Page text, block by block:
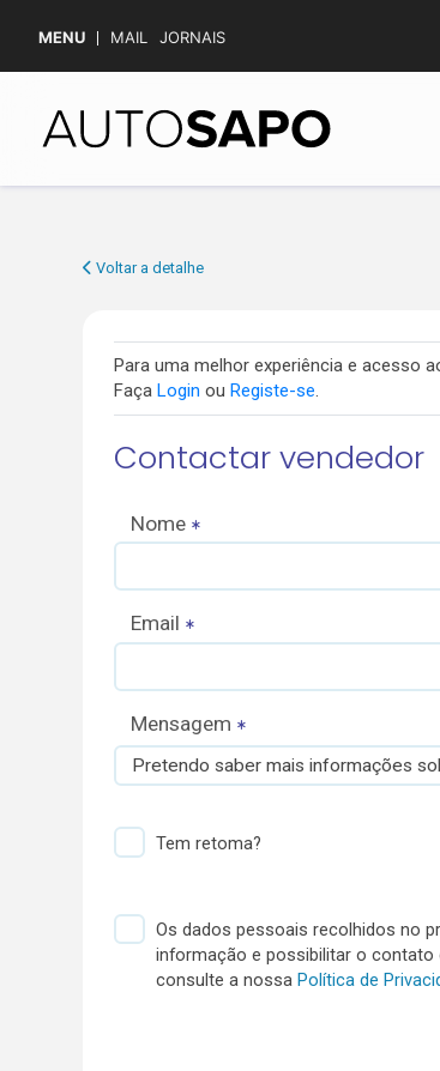
MENU MAIL JORNAIS
Voltar a detalhe
Para uma melhor experiência e acesso
Faça Login ou Registe-se.
Contactar vendedor
Nome
Email
Mensagem
Pretendo saber mais informações
Tem retoma?
Os dados pessoais recolhidos no
informação e possibilitar o
consulte a nossa Política de